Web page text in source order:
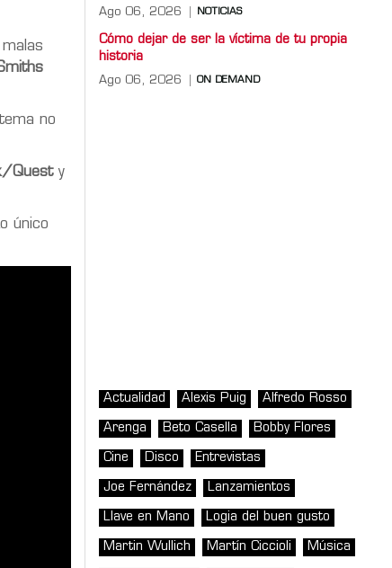
no
Questy
único
Ago 06, 2026 NOTICIAS
Cómo dejar de ser la víctima de tu propia
historia
Ago 06, 2026 ON DEMAND
Actualidad Alexis Puig Alfredo Rosso
Arenga Beto Casella Bobby Flores
Cine Disco Entrevistas
Joe Fernández Lanzamientos
Llave en Mano Logia del buen gusto
Martin Wullich Martín Ciccioli Música